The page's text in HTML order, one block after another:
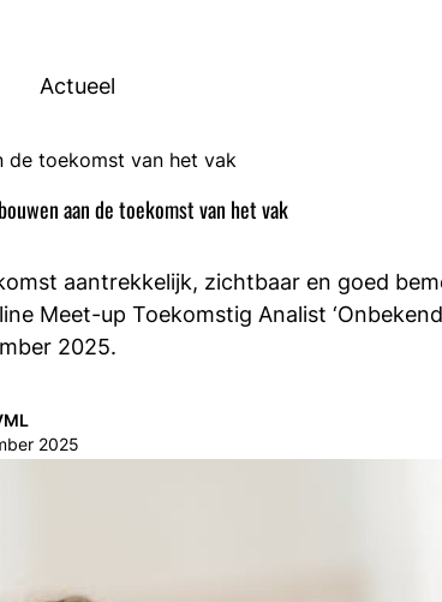
Actueel
de toekomst van het vak
aan de toekomst van het vak
aantrekkelijk, zichtbaar en goed
Meet-up Toekomstig Analist
2025.
2025